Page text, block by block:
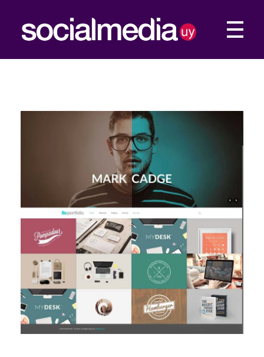
Social Media UY
Construimos tu presencia Web